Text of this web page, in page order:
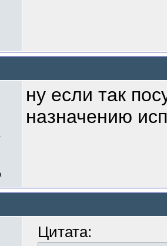
ну если так
назначению
Цитата: